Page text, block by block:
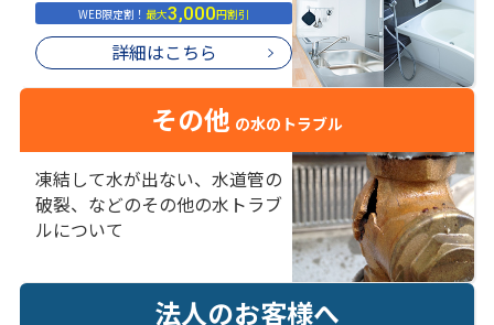
WEB限定割！最大3,000円割引
詳細はこちら
その他 の水のトラブル
凍結して水が出ない、水道管の
破裂、などのその他の水トラブ
ルについて
法人のお客様へ